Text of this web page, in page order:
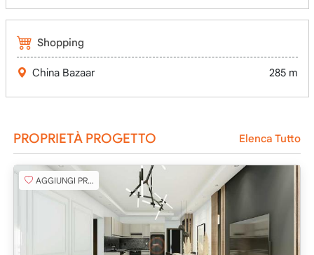
Shopping
China Bazaar 285 m
PROPRIETÀ PROGETTO Elenca Tutto
AGGIUNGI PREFERITO